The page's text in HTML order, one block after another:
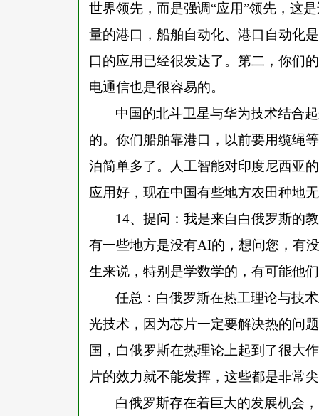
世界领先，而是强调“应用”领先，这
量的港口，船舶自动化、港口自动化
口的应用已经很发达了。第二，你们
电通信也是很容易的。
中国的北斗卫星与华为技术结合
的。你们船舶靠港口，以前要用缆绳
泊简单多了。人工智能对印度尼西亚
应用好，现在中国有些地方农田种地
14、提问：我是来自白俄罗斯的
有一些地方是没有AI的，想问您，有
生来说，特别是学数学的，有可能他
任总：白俄罗斯在热工理论与技
光技术，因为芯片一定要解决热的问
国，白俄罗斯在热理论上起到了很大
片的效力就不能发挥，这些都是非常
白俄罗斯存在着巨大的发展机会，